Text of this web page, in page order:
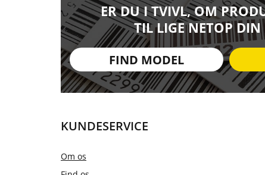
ER DU I TVIVL, OM
TIL LIGE NETOP
FIND MODEL
KUNDESERVICE
Om os